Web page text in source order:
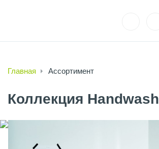
Главная Ассортимент
Коллекция Handwash